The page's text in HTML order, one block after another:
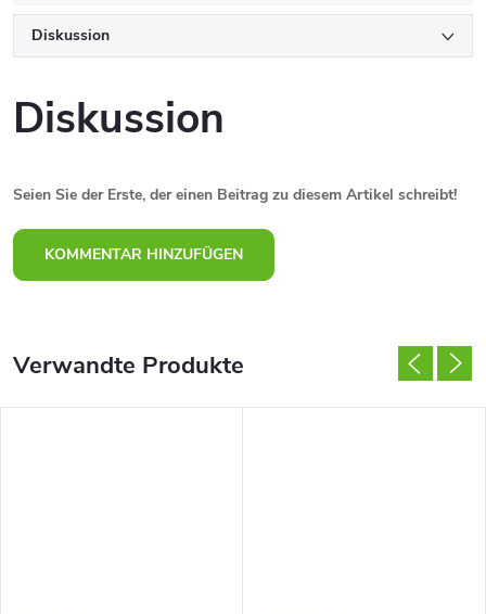
Diskussion
Diskussion
Seien Sie der Erste, der einen Beitrag zu diesem Artikel schreibt!
KOMMENTAR HINZUFÜGEN
Verwandte Produkte